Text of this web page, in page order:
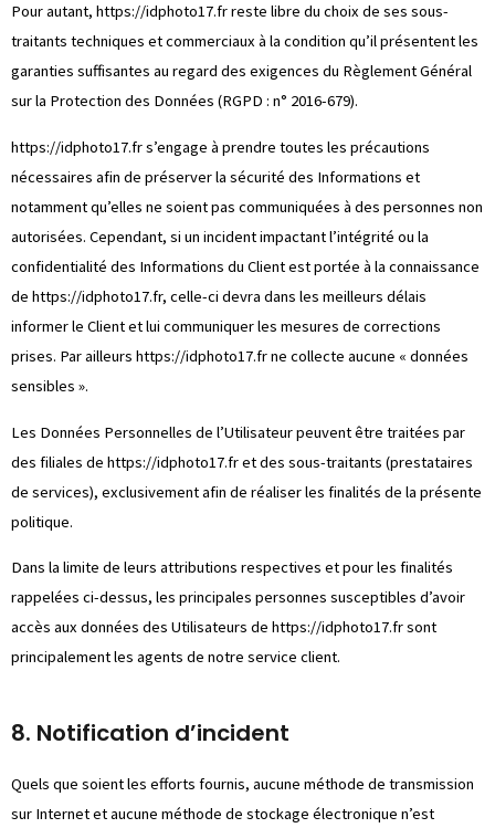
Pour autant, https://idphoto17.frreste libre du choix de ses sous-
traitants techniques et commerciaux à la condition qu’il présentent les
garanties suffisantes au regard des exigences du Règlement Général
sur la Protection des Données (RGPD : n° 2016-679).
https://idphoto17.frs’engage à prendre toutes les précautions
nécessaires afin de préserver la sécurité des Informations et
notamment qu’elles ne soient pas communiquées à des personnes non
autorisées. Cependant, si un incident impactant l’intégrité ou la
confidentialité des Informations du Client est portée à la connaissance
de https://idphoto17.fr, celle-ci devra dans les meilleurs délais
informer le Client et lui communiquer les mesures de corrections
prises. Par ailleurs https://idphoto17.frne collecte aucune « données
sensibles ».
Les Données Personnelles de l’Utilisateur peuvent être traitées par
des filiales de https://idphoto17.fret des sous-traitants (prestataires
de services), exclusivement afin de réaliser les finalités de la présente
politique.
Dans la limite de leurs attributions respectives et pour les finalités
rappelées ci-dessus, les principales personnes susceptibles d’avoir
accès aux données des Utilisateurs de https://idphoto17.frsont
principalement les agents de notre service client.
8. Notification d’incident
Quels que soient les efforts fournis, aucune méthode de transmission
sur Internet et aucune méthode de stockage électronique n’est